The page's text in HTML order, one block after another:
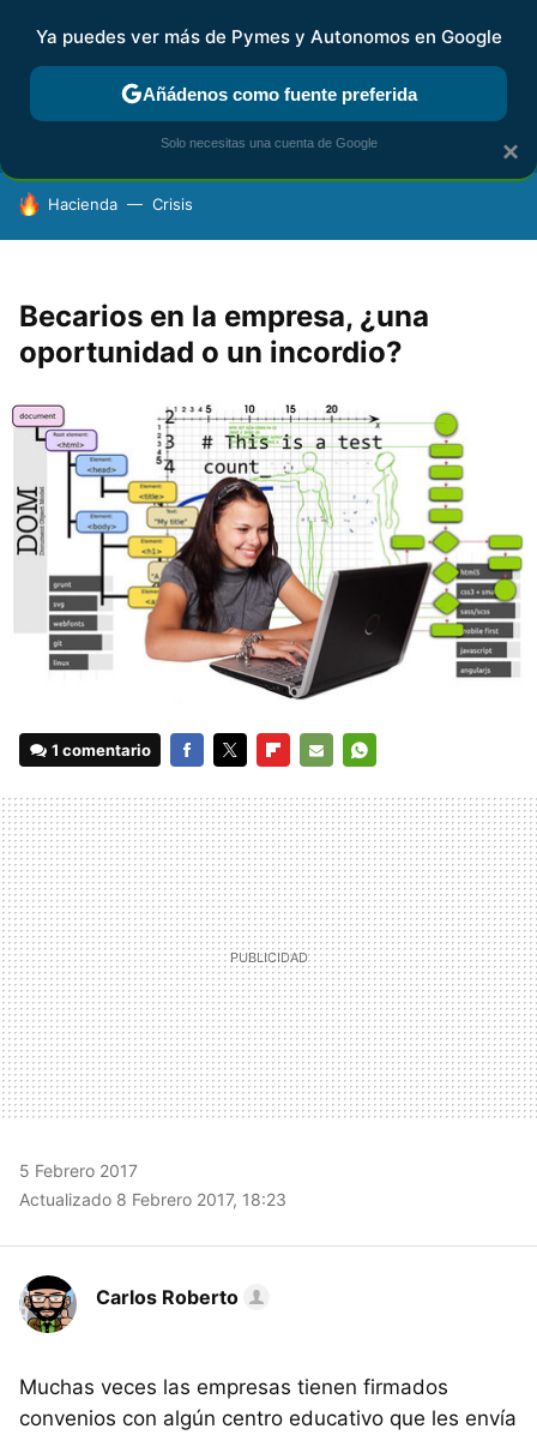
FISCALIDAD Y CONTABILIDAD KIT DIGITAL RENTA
HOY SE HABLA DE
Hacienda Crisis
Becarios en la empresa, ¿una
oportunidad o un incordio?
1 comentario
MAIL
5 Febrero 2017
Actualizado 8 Febrero 2017, 18:23
Carlos Roberto
Muchas veces las empresas tienen firmados
convenios con algún centro educativo que les envía
×
Ya puedes ver más de Pymes y Autonomos en Google
Añádenos como fuente preferida
Solo necesitas una cuenta de Google